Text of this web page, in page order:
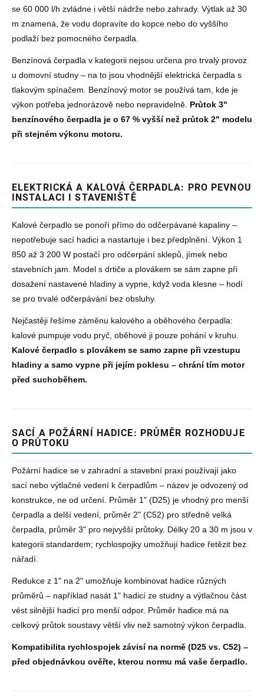
se 60 000 l/h zvládne i větší nádrže nebo zahrady. Výtlak až 30
m znamená, že vodu dopravíte do kopce nebo do vyššího
podlaží bez pomocného čerpadla.
Benzínová čerpadla v kategorii nejsou určena pro trvalý provoz
u domovní studny – na to jsou vhodnější elektrická čerpadla s
tlakovým spínačem. Benzínový motor se používá tam, kde je
výkon potřeba jednorázově nebo nepravidelně. Průtok 3"
benzínového čerpadla je o 67 % vyšší než průtok 2" modelu
při stejném výkonu motoru.
ELEKTRICKÁ A KALOVÁ ČERPADLA: PRO PEVNOU
INSTALACI I STAVENIŠTĚ
Kalové čerpadlo se ponoří přímo do odčerpávané kapaliny –
nepotřebuje sací hadici a nastartuje i bez předplnění. Výkon 1
850 až 3 200 W postačí pro odčerpání sklepů, jímek nebo
stavebních jam. Model s drtiče a plovákem se sám zapne při
dosažení nastavené hladiny a vypne, když voda klesne – hodí
se pro trvalé odčerpávání bez obsluhy.
Nejčastěji řešíme záměnu kalového a oběhového čerpadla:
kalové pumpuje vodu pryč, oběhové ji pouze pohání v kruhu.
Kalové čerpadlo s plovákem se samo zapne při vzestupu
hladiny a samo vypne při jejím poklesu – chrání tím motor
před suchoběhem.
SACÍ A POŽÁRNÍ HADICE: PRŮMĚR ROZHODUJE
O PRŮTOKU
Požární hadice se v zahradní a stavební praxi používají jako
sací nebo výtlačné vedení k čerpadlům – název je odvozený od
konstrukce, ne od určení. Průměr 1" (D25) je vhodný pro menší
čerpadla a delší vedení, průměr 2" (C52) pro středně velká
čerpadla, průměr 3" pro nejvyšší průtoky. Délky 20 a 30 m jsou v
kategorii standardem; rychlospojky umožňují hadice řetězit bez
nářadí.
Redukce z 1" na 2" umožňuje kombinovat hadice různých
průměrů – například nasát 1" hadicí ze studny a výtlačnou část
vést silnější hadicí pro menší odpor. Průměr hadice má na
celkový průtok soustavy větší vliv než samotný výkon čerpadla.
Kompatibilita rychlospojek závisí na normě (D25 vs. C52) –
před objednávkou ověřte, kterou normu má vaše čerpadlo.